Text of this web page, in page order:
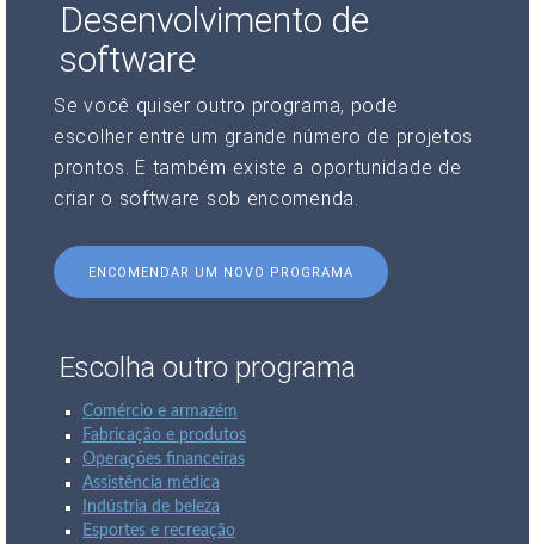
Desenvolvimento de
software
Se você quiser outro programa, pode
escolher entre um grande número de projetos
prontos. E também existe a oportunidade de
criar o software sob encomenda.
ENCOMENDAR UM NOVO PROGRAMA
Escolha outro programa
Comércio e armazém
Fabricação e produtos
Operações financeiras
Assistência médica
Indústria de beleza
Esportes e recreação